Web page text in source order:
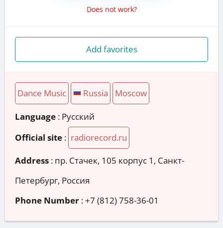
Does not work?
Add favorites
Dance Music Russia Moscow
Language : Русский
Official site : radiorecord.ru
Address : пр. Стачек, 105 корпус 1, Санкт-
Петербург, Россия
Phone Number :+7 (812) 758-36-01